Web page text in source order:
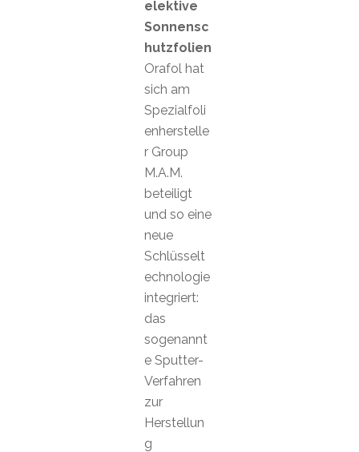
elektive
Sonnensc
hutzfolien
Orafol hat
sich am
Spezialfoli
enherstelle
r Group
M.A.M.
beteiligt
und so eine
neue
Schlüsselt
echnologie
integriert:
das
sogenannt
e Sputter-
Verfahren
zur
Herstellun
g